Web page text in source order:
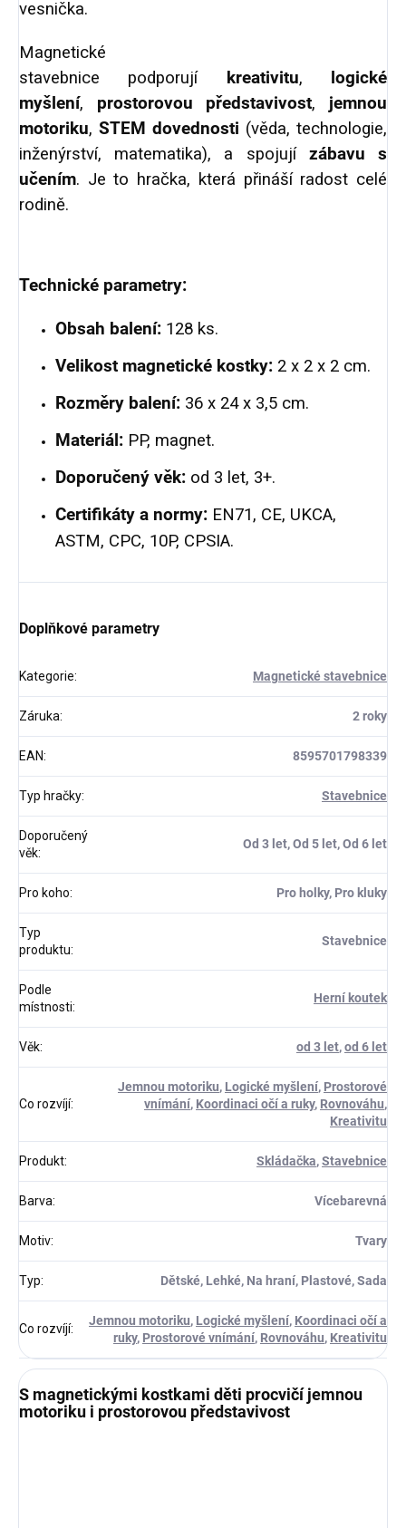
vesnička.
Magnetické
stavebnice podporují kreativitu, logické
myšlení, prostorovou představivost, jemnou
motoriku, STEM dovednosti (věda, technologie,
inženýrství, matematika), a spojují zábavu s
učením. Je to hračka, která přináší radost celé
rodině.
Technické parametry:
Obsah balení: 128 ks.
Velikost magnetické kostky: 2 x 2 x 2 cm.
Rozměry balení: 36 x 24 x 3,5 cm.
Materiál: PP, magnet.
Doporučený věk: od 3 let, 3+.
Certifikáty a normy: EN71, CE, UKCA,
ASTM, CPC, 10P, CPSIA.
Doplňkové parametry
Kategorie: Magnetické stavebnice
Záruka: 2 roky
EAN: 8595701798339
Typ hračky: Stavebnice
Doporučený
věk:
Od 3 let, Od 5 let, Od 6 let
Pro koho: Pro holky, Pro kluky
Typ
produktu:
Stavebnice
Podle
místnosti:
Herní koutek
Věk: od 3 let,od 6 let
Co rozvíjí:
Jemnou motoriku, Logické myšlení, Prostorové
vnímání, Koordinaci očí a ruky, Rovnováhu,
Kreativitu
Produkt: Skládačka,Stavebnice
Barva: Vícebarevná
Motiv: Tvary
Typ: Dětské, Lehké, Na hraní, Plastové, Sada
Co rozvíjí:
Jemnou motoriku, Logické myšlení, Koordinaci očí a
ruky, Prostorové vnímání, Rovnováhu, Kreativitu
S magnetickými kostkami děti procvičí jemnou
motoriku i prostorovou představivost